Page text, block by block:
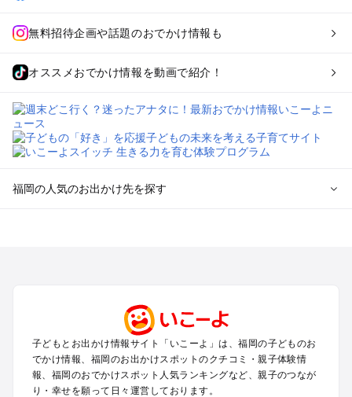
無料招待企画や話題のおでかけ情報も
オススメおでかけ情報を動画で紹介！
福岡の人気のお出かけ先を探す
柳川・八女・筑後のプールお出かけ
糸島・前原のプールお出かけ
太宰府・宗像のプールお出かけ
子どもとお出かけ情報サイト「いこーよ」は、福岡の子どものお
でかけ情報、福岡のお出かけスポットのクチコミ・親子体験情
報、福岡のおでかけスポット人気ランキングなど、親子のつなが
り・幸せを願って日々運営しております。